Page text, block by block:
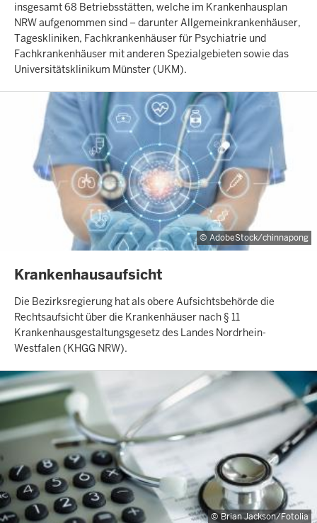
insgesamt 68 Betriebsstätten, welche im Krankenhausplan
NRW aufgenommen sind – darunter Allgemeinkrankenhäuser,
Tageskliniken, Fachkrankenhäuser für Psychiatrie und
Fachkrankenhäuser mit anderen Spezialgebieten sowie das
Universitätsklinikum Münster (UKM).
AdobeStock/chinnapong
INHALTSSEITE
Krankenhausaufsicht
Die Bezirksregierung hat als obere Aufsichtsbehörde die
Rechtsaufsicht über die Krankenhäuser nach § 11
Krankenhausgestaltungsgesetz des Landes Nordrhein-
Westfalen (KHGG NRW).
Brian Jackson/Fotolia